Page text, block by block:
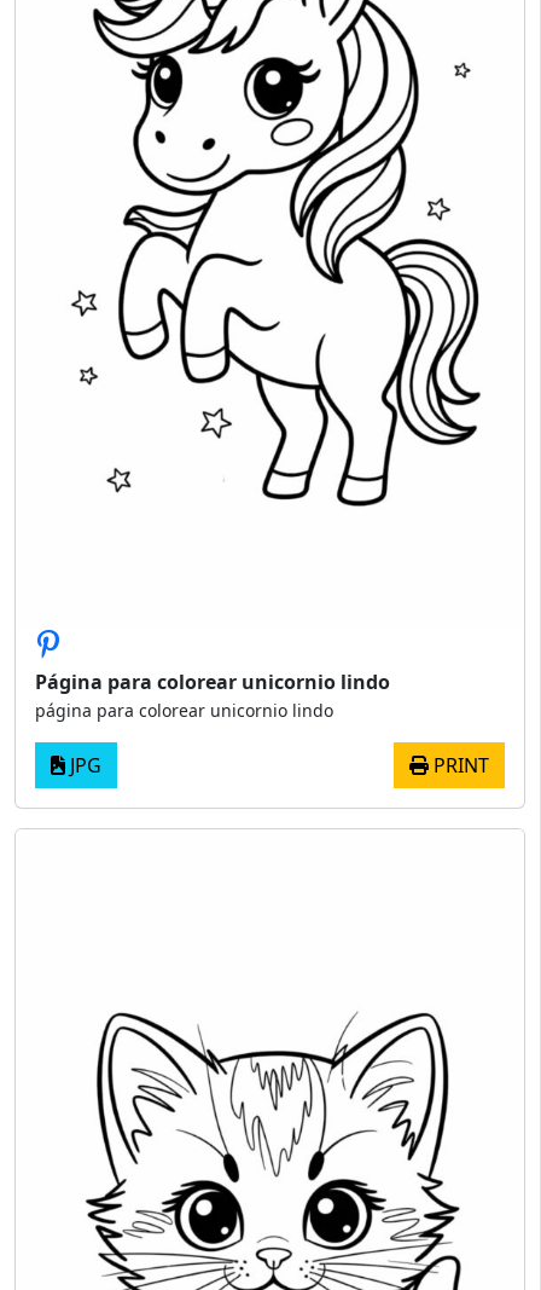
Página para colorear unicornio lindo
página para colorear unicornio lindo
JPG PRINT